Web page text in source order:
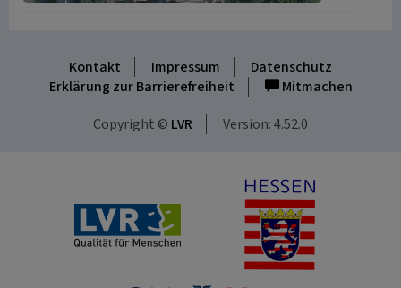
Kontakt Impressum
Datenschutz
Erklärung zur Barrierefreiheit
Mitmachen
Copyright © LVR Version: 4.52.0